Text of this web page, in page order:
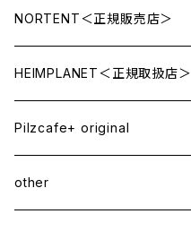
NORTENT＜正規販売店＞
HEIMPLANET＜正規取扱店＞
Pilzcafe+ original
other